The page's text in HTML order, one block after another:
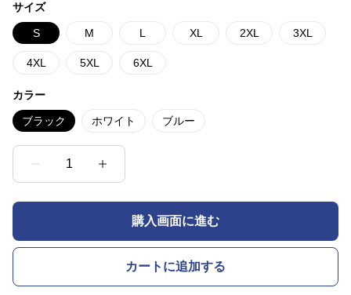
サイズ
S M L XL 2XL 3XL
4XL 5XL 6XL
カラー
ブラック ホワイト ブルー
1
購入画面に進む
カートに追加する